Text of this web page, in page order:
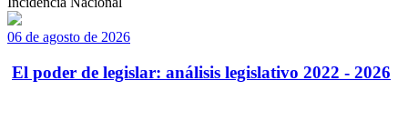
06 de agosto de 2026
El poder de legislar: análisis legislativo 2022 - 2026